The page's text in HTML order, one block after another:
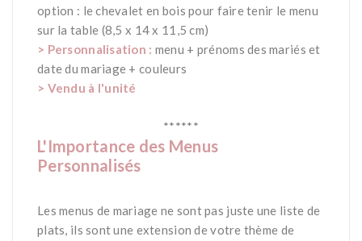
option : le chevalet en bois pour faire tenir le menu
sur la table (8,5 x 14 x 11,5 cm)
> Personnalisation : menu + prénoms des mariés et
date du mariage + couleurs
> Vendu à l'unité
******
L'Importance des Menus
Personnalisés
Les menus de mariage ne sont pas juste une liste de
plats, ils sont une extension de votre thème de